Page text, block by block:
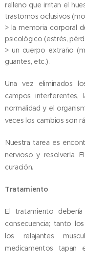
relleno que irritan el
trastornos oclusivos
> la memoria corporal
psicológico (estrés,
> un cuerpo extraño
guantes, etc.).
Una vez eliminados
campos interferentes,
normalidad y el
veces los cambios son
Nuestra tarea es
nervioso y resolverla.
curación.
Tratamiento
El tratamiento
consecuencia; tanto
los relajantes
medicamentos tapan